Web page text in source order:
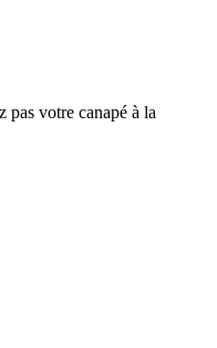
pas votre canapé à la